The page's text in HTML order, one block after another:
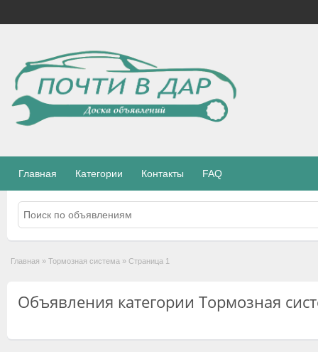
Главная Категории Контакты FAQ
Главная » Тормозная система » Страница 1
Объявления категории Тормозная